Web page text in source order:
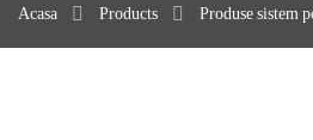
Acasa Products Produse sistem